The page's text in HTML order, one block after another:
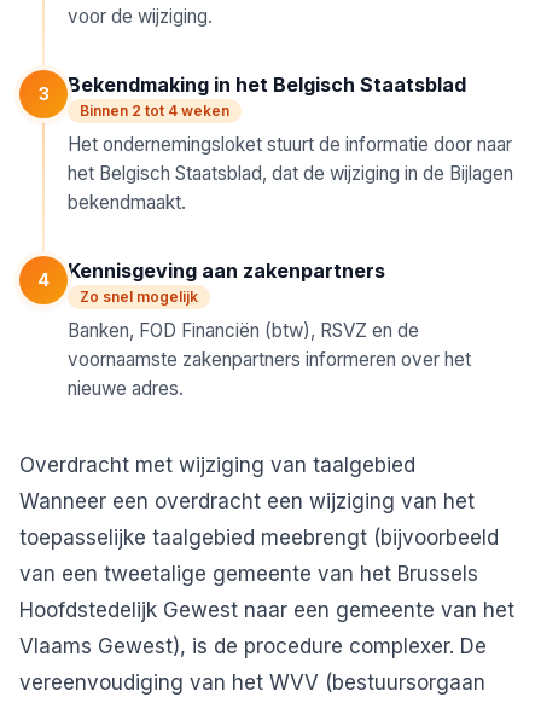
voor de wijziging.
3 Bekendmaking in het Belgisch Staatsblad
Binnen 2 tot 4 weken
Het ondernemingsloket stuurt de informatie door naar
het Belgisch Staatsblad, dat de wijziging in de Bijlagen
bekendmaakt.
4 Kennisgeving aan zakenpartners
Zo snel mogelijk
Banken, FOD Financiën (btw), RSVZ en de
voornaamste zakenpartners informeren over het
nieuwe adres.
Overdracht met wijziging van taalgebied
Wanneer een overdracht een wijziging van het
toepasselijke taalgebied meebrengt (bijvoorbeeld
van een tweetalige gemeente van het Brussels
Hoofdstedelijk Gewest naar een gemeente van het
Vlaams Gewest), is de procedure complexer. De
vereenvoudiging van het WVV (bestuursorgaan